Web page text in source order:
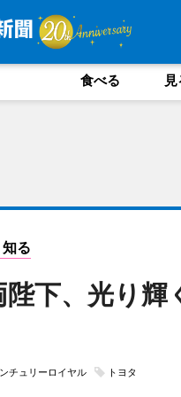
食べる
る
陛下、光り
チュリーロイヤル トヨタ